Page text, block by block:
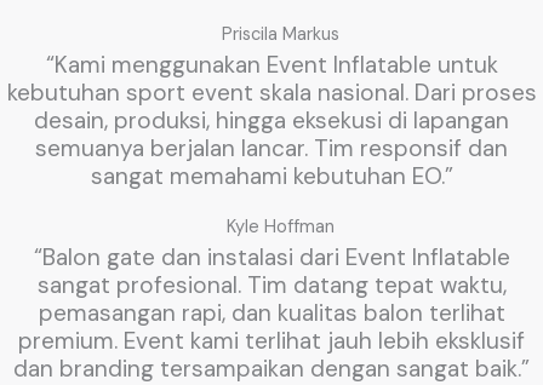
Priscila Markus
“Kami menggunakan Event Inflatable untuk
kebutuhan sport event skala nasional. Dari proses
desain, produksi, hingga eksekusi di lapangan
semuanya berjalan lancar. Tim responsif dan
sangat memahami kebutuhan EO.”
Kyle Hoffman
“Balon gate dan instalasi dari Event Inflatable
sangat profesional. Tim datang tepat waktu,
pemasangan rapi, dan kualitas balon terlihat
premium. Event kami terlihat jauh lebih eksklusif
dan branding tersampaikan dengan sangat baik.”